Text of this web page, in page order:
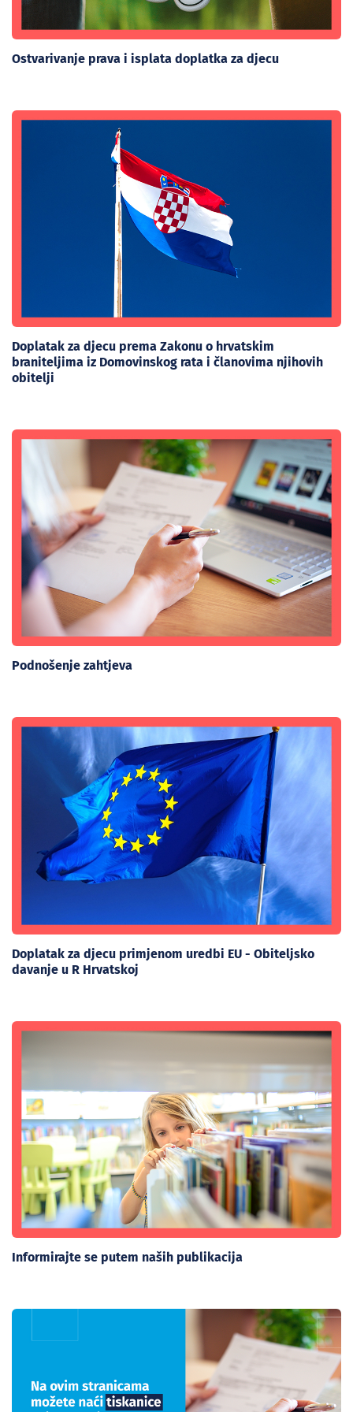
Ostvarivanje prava i isplata doplatka za djecu
Doplatak za djecu prema Zakonu o hrvatskim
braniteljima iz Domovinskog rata i članovima njihovih
obitelji
Podnošenje zahtjeva
Doplatak za djecu primjenom uredbi EU - Obiteljsko
davanje u R Hrvatskoj
Informirajte se putem naših publikacija